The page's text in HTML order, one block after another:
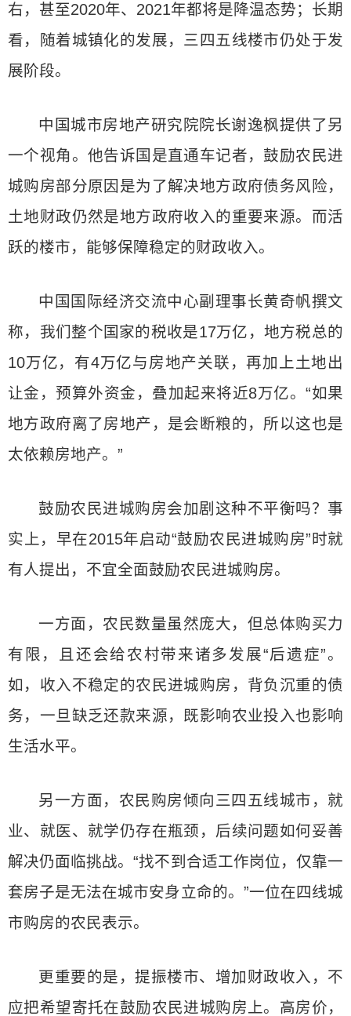
右，甚至2020年、2021年都将是降温态势；长期
看，随着城镇化的发展，三四五线楼市仍处于发
展阶段。
中国城市房地产研究院院长谢逸枫提供了另
一个视角。他告诉国是直通车记者，鼓励农民进
城购房部分原因是为了解决地方政府债务风险，
土地财政仍然是地方政府收入的重要来源。而活
跃的楼市，能够保障稳定的财政收入。
中国国际经济交流中心副理事长黄奇帆撰文
称，我们整个国家的税收是17万亿，地方税总的
10万亿，有4万亿与房地产关联，再加上土地出
让金，预算外资金，叠加起来将近8万亿。“如果
地方政府离了房地产，是会断粮的，所以这也是
太依赖房地产。”
鼓励农民进城购房会加剧这种不平衡吗？事
实上，早在2015年启动“鼓励农民进城购房”时就
有人提出，不宜全面鼓励农民进城购房。
一方面，农民数量虽然庞大，但总体购买力
有限，且还会给农村带来诸多发展“后遗症”。
如，收入不稳定的农民进城购房，背负沉重的债
务，一旦缺乏还款来源，既影响农业投入也影响
生活水平。
另一方面，农民购房倾向三四五线城市，就
业、就医、就学仍存在瓶颈，后续问题如何妥善
解决仍面临挑战。“找不到合适工作岗位，仅靠一
套房子是无法在城市安身立命的。”一位在四线城
市购房的农民表示。
更重要的是，提振楼市、增加财政收入，不
应把希望寄托在鼓励农民进城购房上。高房价，